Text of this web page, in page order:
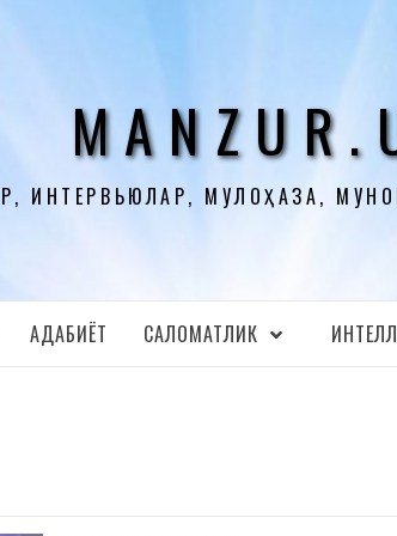
ИНТЕРВЬЮЛАР, МУЛОҲАЗА,
АДАБИЁТ CАЛОМАТЛИК